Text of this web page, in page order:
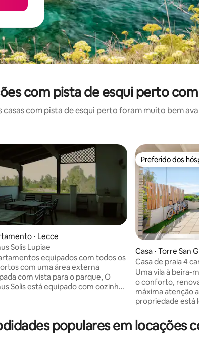
com pista de esqui perto
casas com pista de esqui perto foram muito bem
média de 5, 7 avaliações
⋅ Lecce
Solis Lupiae
equipados com todos os
com uma área externa
com vista para o parque, O
Solis está equipado com cozinha,
quarto confortável com
roupa grande, televisão e Netflix,
Preferido dos
Preferido dos
Casa ⋅ Torre San
Casa de praia 4
estacionamento
Uma vila à beira-
o conforto,
máxima atenção
propriedade está
acessado por
passarela permanente
populares em locações